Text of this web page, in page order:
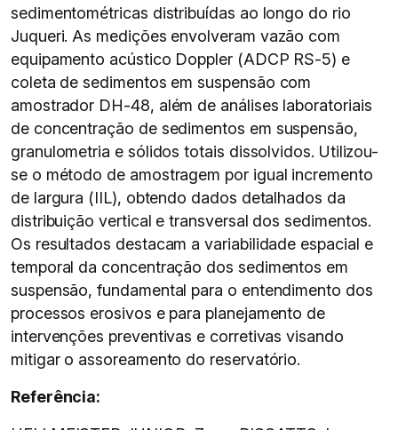
sedimentométricas distribuídas ao longo do rio
Juqueri. As medições envolveram vazão com
equipamento acústico Doppler (ADCP RS-5) e
coleta de sedimentos em suspensão com
amostrador DH-48, além de análises laboratoriais
de concentração de sedimentos em suspensão,
granulometria e sólidos totais dissolvidos. Utilizou-
se o método de amostragem por igual incremento
de largura (IIL), obtendo dados detalhados da
distribuição vertical e transversal dos sedimentos.
Os resultados destacam a variabilidade espacial e
temporal da concentração dos sedimentos em
suspensão, fundamental para o entendimento dos
processos erosivos e para planejamento de
intervenções preventivas e corretivas visando
mitigar o assoreamento do reservatório.
Referência: